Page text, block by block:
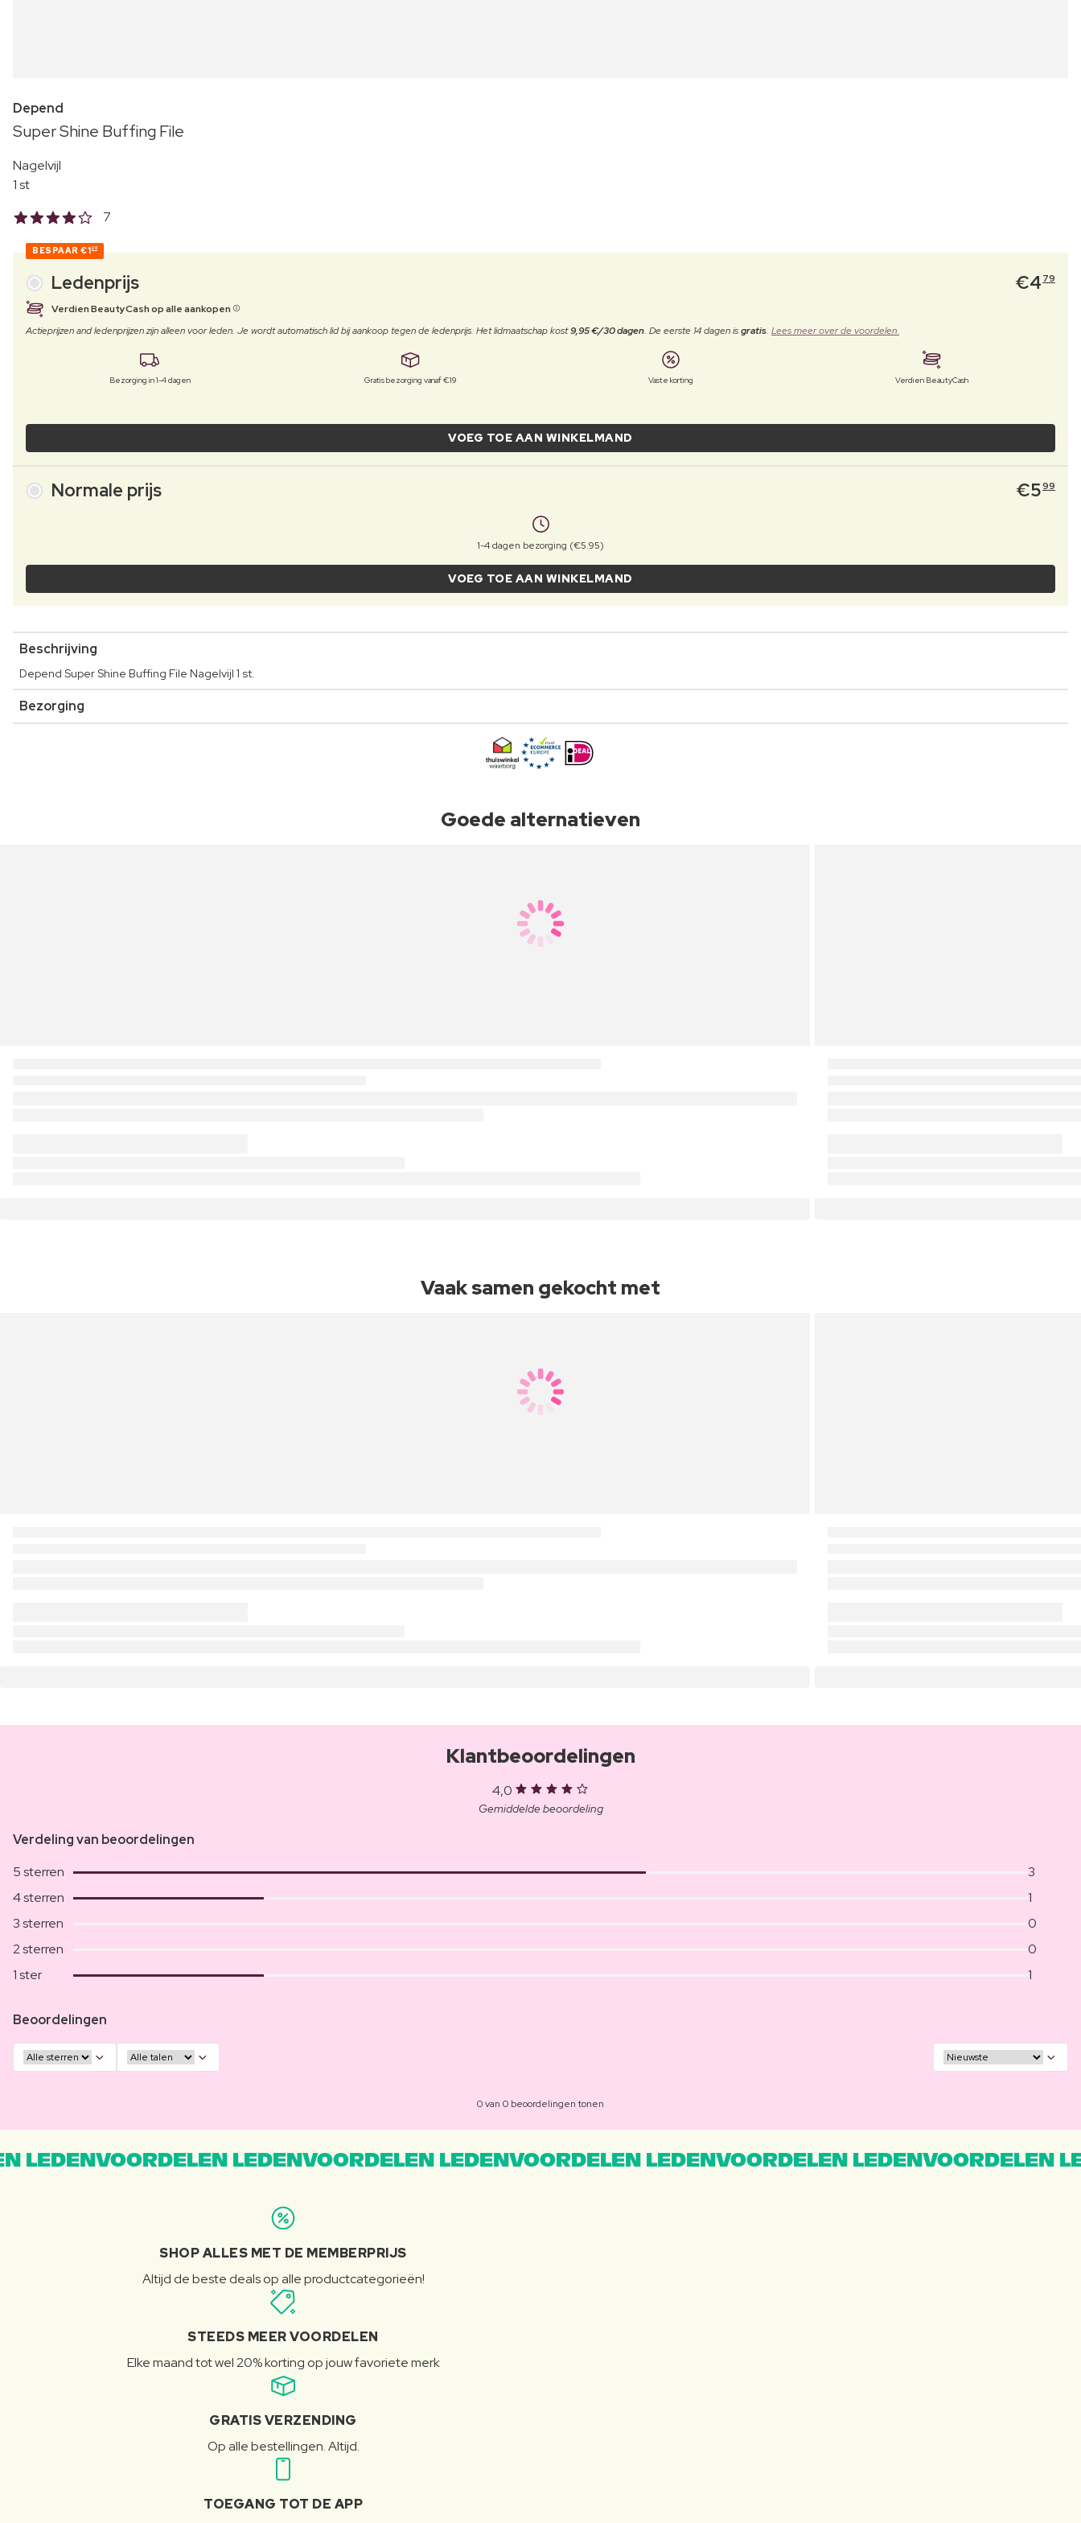
Depend
Super Shine Buffing File
Nagelvijl
1 st
7
BESPAAR €120
Ledenprijs €4 79
Verdien BeautyCash op alle aankopen
Actieprijzen and ledenprijzen zijn alleen voor leden. Je wordt automatisch lid bij aankoop tegen de ledenprijs. Het lidmaatschap kost9,95 €/30 dagen. De eerste 14 dagen isgratis. Lees meer over de voordelen.
Bezorging in 1-4 dagen Gratis bezorging vanaf €19 Vaste korting Verdien BeautyCash
VOEG TOE AAN WINKELMAND
Normale prijs €599
1-4 dagen bezorging (€5.95)
VOEG TOE AAN WINKELMAND
Beschrijving
Depend Super Shine Buffing File Nagelvijl 1 st.
Bezorging
Goede alternatieven
Vaak samen gekocht met
Klantbeoordelingen
4,0
Gemiddelde beoordeling
Verdeling van beoordelingen
5 sterren
3
4 sterren
1
3 sterren
0
2 sterren
0
1 ster
1
Beoordelingen
0 van 0 beoordelingen tonen
LEDENVOORDELEN LEDENVOORDELEN LEDENVOORDELEN LEDENVOORDELEN
SHOP ALLES MET DE MEMBERPRIJS
Altijd de beste deals op alle productcategorieën!
STEEDS MEER VOORDELEN
Elke maand tot wel 20% korting op jouw favoriete merk
GRATIS VERZENDING
Op alle bestellingen. Altijd.
TOEGANG TOT DE APP